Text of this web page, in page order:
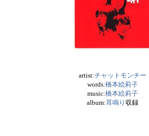
artist:チャットモンチー
words:橋本絵莉子
music:橋本絵莉子
album:耳鳴り 収録